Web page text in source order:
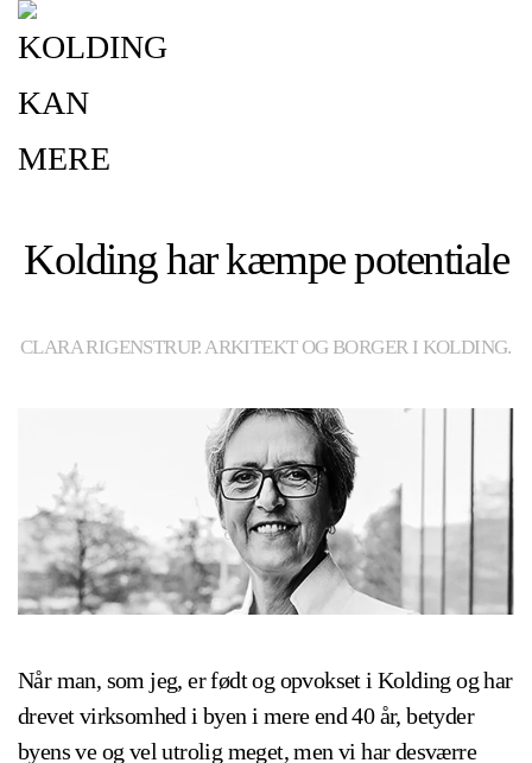
Kolding har kæmpe potentiale
CLARA RIGENSTRUP. ARKITEKT OG BORGER I KOLDING.
Når man, som jeg, er født og opvokset i Kolding og har
drevet virksomhed i byen i mere end 40 år, betyder
byens ve og vel utrolig meget, men vi har desværre